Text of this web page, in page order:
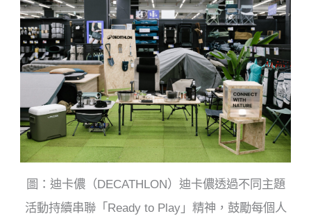
圖：迪卡儂（DECATHLON）迪卡儂透過不同主題
活動持續串聯「Ready to Play」精神，鼓勵每個人